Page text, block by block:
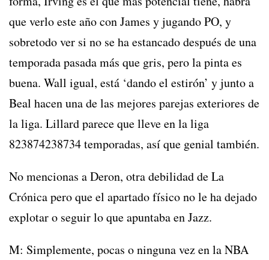
que verlo este año con James y jugando PO, y
sobretodo ver si no se ha estancado después de una
temporada pasada más que gris, pero la pinta es
buena. Wall igual, está ‘dando el estirón’ y junto a
Beal hacen una de las mejores parejas exteriores de
la liga. Lillard parece que lleve en la liga
823874238734 temporadas, así que genial también.
No mencionas a Deron, otra debilidad de La
Crónica pero que el apartado físico no le ha dejado
explotar o seguir lo que apuntaba en Jazz.
M: Simplemente, pocas o ninguna vez en la NBA